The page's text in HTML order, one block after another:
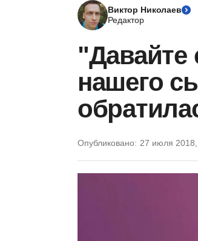
Виктор Николаев
Редактор
"Давайте
нашего
Опубликовано: 27 июля